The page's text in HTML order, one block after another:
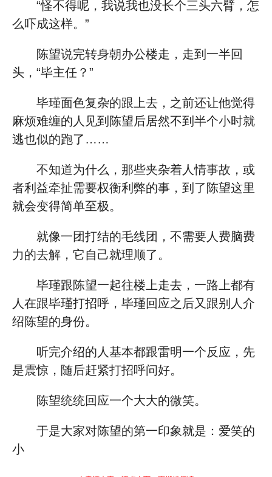
“怪不得呢，我说我也没长个三头六臂，怎
么吓成这样。”
陈望说完转身朝办公楼走，走到一半回
头，“毕主任？”
毕瑾面色复杂的跟上去，之前还让他觉得
麻烦难缠的人见到陈望后居然不到半个小时就
逃也似的跑了……
不知道为什么，那些夹杂着人情事故，或
者利益牵扯需要权衡利弊的事，到了陈望这里
就会变得简单至极。
就像一团打结的毛线团，不需要人费脑费
力的去解，它自己就理顺了。
毕瑾跟陈望一起往楼上走去，一路上都有
人在跟毕瑾打招呼，毕瑾回应之后又跟别人介
绍陈望的身份。
听完介绍的人基本都跟雷明一个反应，先
是震惊，随后赶紧打招呼问好。
陈望统统回应一个大大的微笑。
于是大家对陈望的第一印象就是：爱笑的
小